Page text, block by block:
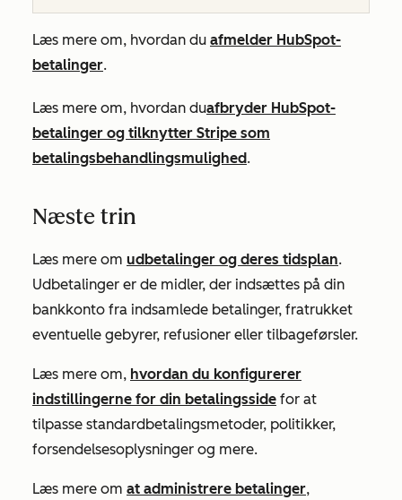
Læs mere om, hvordan du afmelder HubSpot-
betalinger.
Læs mere om, hvordan duafbryder HubSpot-
betalinger og tilknytter Stripe som
betalingsbehandlingsmulighed.
Næste trin
Læs mere om udbetalinger og deres tidsplan.
Udbetalinger er de midler, der indsættes på din
bankkonto fra indsamlede betalinger, fratrukket
eventuelle gebyrer, refusioner eller tilbageførsler.
Læs mere om, hvordan du konfigurerer
indstillingerne for din betalingsside for at
tilpasse standardbetalingsmetoder, politikker,
forsendelsesoplysninger og mere.
Læs mere om at administrere betalinger,